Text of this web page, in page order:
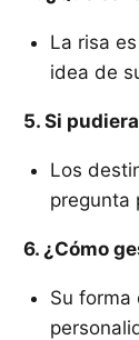
La risa
idea de
5. Si
Los
pregunta
6. ¿Cómo
Su forma